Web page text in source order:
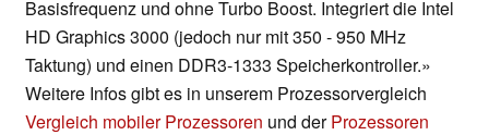
Basisfrequenz und ohne Turbo Boost. Integriert die Intel
HD Graphics 3000 (jedoch nur mit 350 - 950 MHz
Taktung) und einen DDR3-1333 Speicherkontroller.»
Weitere Infos gibt es in unserem Prozessorvergleich
Vergleich mobiler Prozessoren und derProzessoren